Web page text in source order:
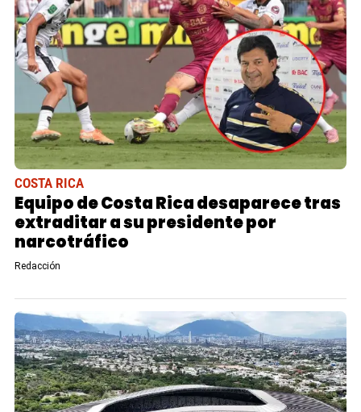
COSTA RICA
Equipo de Costa Rica desaparece tras
extraditar a su presidente por
narcotráfico
Redacción